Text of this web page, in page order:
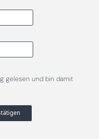
gelesen und bin damit